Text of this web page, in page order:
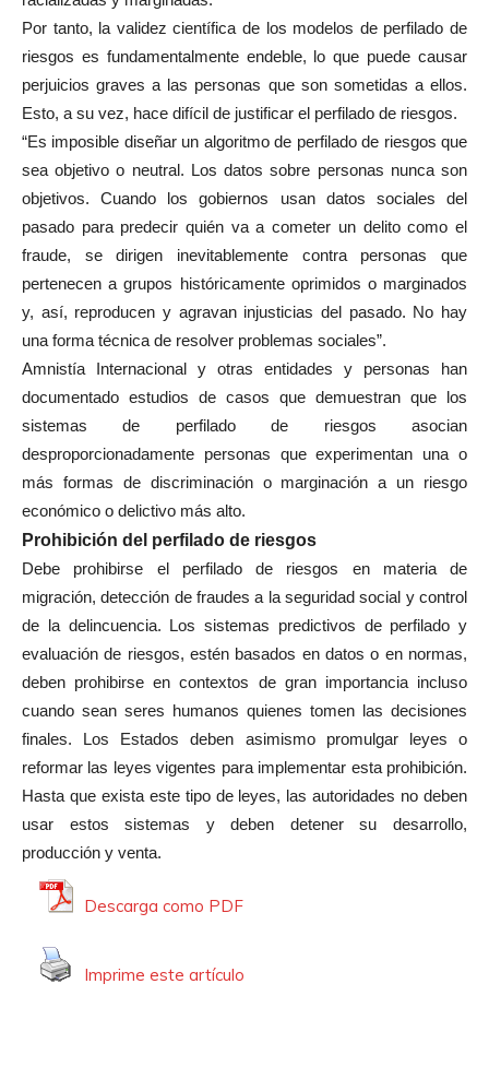
Por tanto, la validez científica de los modelos de perfilado de
riesgos es fundamentalmente endeble, lo que puede causar
perjuicios graves a las personas que son sometidas a ellos.
Esto, a su vez, hace difícil de justificar el perfilado de riesgos.
“Es imposible diseñar un algoritmo de perfilado de riesgos que
sea objetivo o neutral. Los datos sobre personas nunca son
objetivos. Cuando los gobiernos usan datos sociales del
pasado para predecir quién va a cometer un delito como el
fraude, se dirigen inevitablemente contra personas que
pertenecen a grupos históricamente oprimidos o marginados
y, así, reproducen y agravan injusticias del pasado. No hay
una forma técnica de resolver problemas sociales”.
Amnistía Internacional y otras entidades y personas han
documentado estudios de casos que demuestran que los
sistemas de perfilado de riesgos asocian
desproporcionadamente personas que experimentan una o
más formas de discriminación o marginación a un riesgo
económico o delictivo más alto.
Prohibición del perfilado de riesgos
Debe prohibirse el perfilado de riesgos en materia de
migración, detección de fraudes a la seguridad social y control
de la delincuencia. Los sistemas predictivos de perfilado y
evaluación de riesgos, estén basados en datos o en normas,
deben prohibirse en contextos de gran importancia incluso
cuando sean seres humanos quienes tomen las decisiones
finales. Los Estados deben asimismo promulgar leyes o
reformar las leyes vigentes para implementar esta prohibición.
Hasta que exista este tipo de leyes, las autoridades no deben
usar estos sistemas y deben detener su desarrollo,
producción y venta.
Descarga como PDF
Imprime este artículo